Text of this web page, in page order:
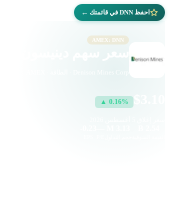
احفظ DNN في قائمتك ←
AMEX: DNN
Denison Mines Corp · الطاقة · AMEX
▲ 0.16%